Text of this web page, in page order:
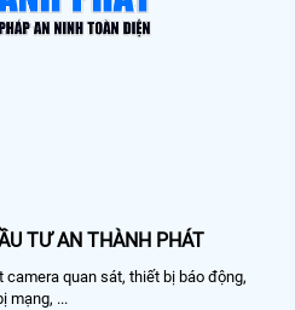
TƯ AN THÀNH PHÁT
quan sát, thiết bị báo động,
mạng, ...